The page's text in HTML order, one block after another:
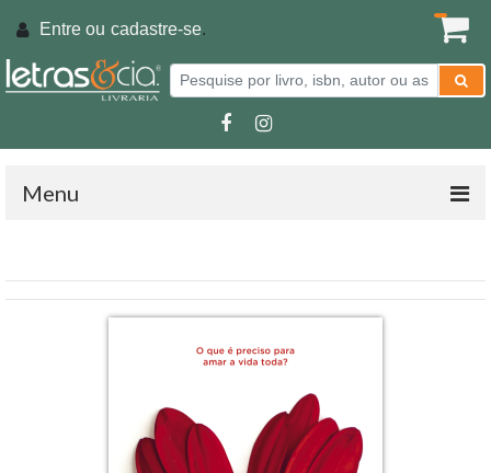
Entre ou cadastre-se.
Menu